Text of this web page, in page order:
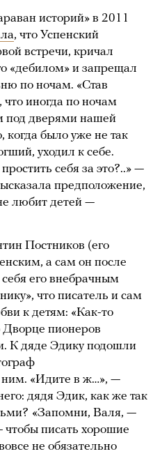
историй» в 2011
, что Успенский
встречи, кричал
«дебилом» и запрещал
по ночам. «Став
иногда по ночам
под дверями нашей
когда было уже не так
уходил к себе.
себя за это?..» —
предположение,
любит детей —
Постников (его
а сам он после
себя его внебрачным
что писатель и сам
к детям: «Как-то
пионеров
К дяде Эдику подошли
ним. «Идите в ж…», —
дядя Эдик, как же так
«Запомни, Валя, —
писать хорошие
не обязательно